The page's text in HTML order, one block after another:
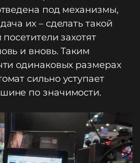
под механизмы,
их – сделать такой
захотят
и вновь. Таким
одинаковых размерах
сильно уступает
по значимости.